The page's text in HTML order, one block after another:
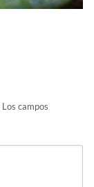
Los campos